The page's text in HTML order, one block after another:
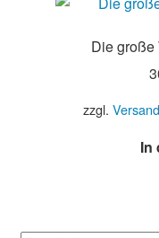
Die große
zzgl.
In